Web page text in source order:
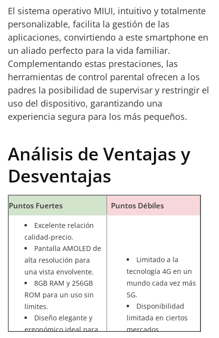
El sistema operativo MIUI, intuitivo y totalmente
personalizable, facilita la gestión de las
aplicaciones, convirtiendo a este smartphone en
un aliado perfecto para la vida familiar.
Complementando estas prestaciones, las
herramientas de control parental ofrecen a los
padres la posibilidad de supervisar y restringir el
uso del dispositivo, garantizando una
experiencia segura para los más pequeños.
Análisis de Ventajas y
Desventajas
Puntos Fuertes Puntos Débiles
Excelente relación
calidad-precio.
Pantalla AMOLED de
alta resolución para
una vista envolvente.
8GB RAM y 256GB
ROM para un uso sin
límites.
Diseño elegante y
ergonómico ideal para
Limitado a la
tecnología 4G en un
mundo cada vez más
5G.
Disponibilidad
limitada en ciertos
mercados.